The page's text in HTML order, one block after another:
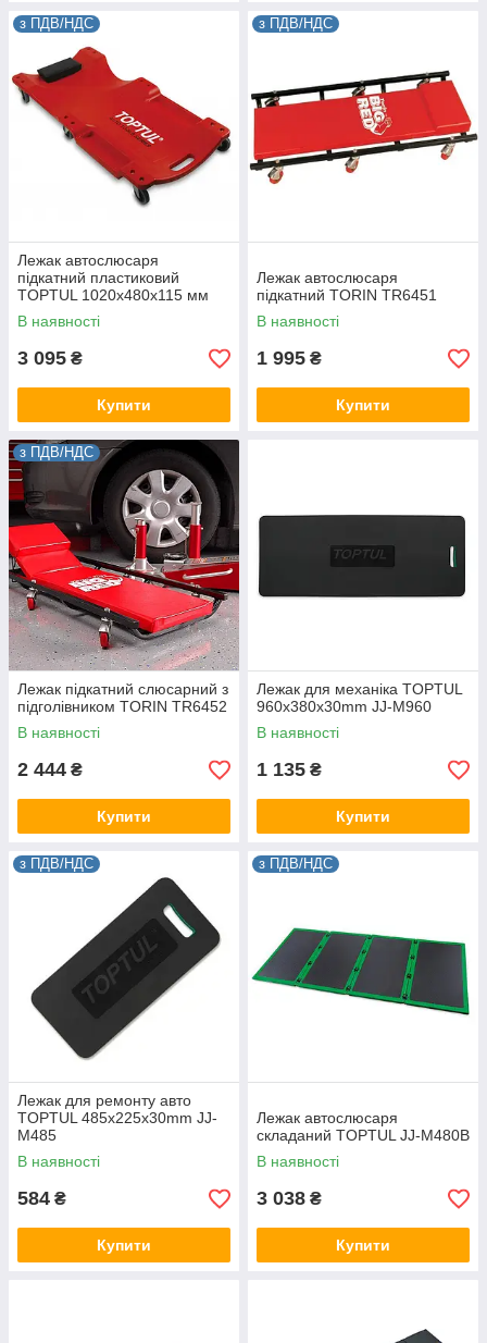
з ПДВ/НДС
Лежак автослюсаря
підкатний пластиковий
TOPTUL 1020x480x115 мм
JCM-0300
В наявності
3 095 ₴
Купити
з ПДВ/НДС
Лежак автослюсаря
підкатний TORIN TR6451
В наявності
1 995 ₴
Купити
з ПДВ/НДС
Лежак підкатний слюсарний з
підголівником TORIN TR6452
В наявності
2 444 ₴
Купити
Лежак для механіка TOPTUL
960x380x30mm JJ-M960
В наявності
1 135 ₴
Купити
з ПДВ/НДС
Лежак для ремонту авто
TOPTUL 485x225x30mm JJ-
M485
В наявності
584 ₴
Купити
з ПДВ/НДС
Лежак автослюсаря
складаний TOPTUL JJ-M480B
В наявності
3 038 ₴
Купити